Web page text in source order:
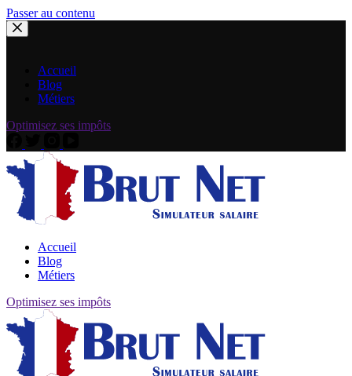
Passer au contenu
Accueil
Blog
Métiers
Optimisez ses impôts
Accueil
Blog
Métiers
Optimisez ses impôts